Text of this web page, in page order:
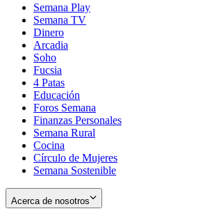
Semana Play
Semana TV
Dinero
Arcadia
Soho
in
new
window
Fucsia
in
new
window
4 Patas
Educación
Foros Semana
Finanzas Personales
Semana Rural
Cocina
Círculo de Mujeres
Semana Sostenible
Acerca de nosotros